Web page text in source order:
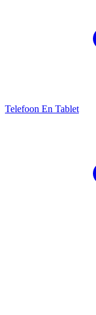
Telefoon En Tablet